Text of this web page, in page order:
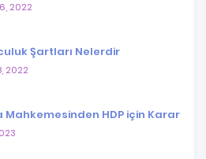
2022
Şartları Nelerdir
2022
Mahkemesinden HDP için Karar